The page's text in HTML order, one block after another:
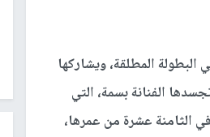
المطلقة، ويشاركها
الفنانة بسمة، التي
الثامنة عشرة من عمرها،